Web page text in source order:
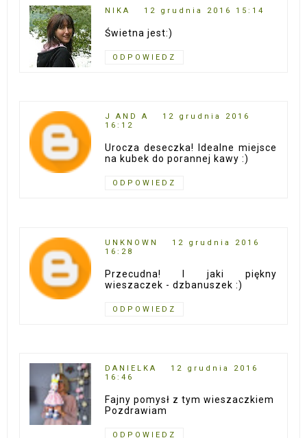
NIKA 12 grudnia 2016 15:14
Świetna jest:)
ODPOWIEDZ
J AND A
12 grudnia 2016
16:12
Urocza deseczka! Idealne miejsce
na kubek do porannej kawy :)
ODPOWIEDZ
UNKNOWN
12 grudnia 2016
16:28
Przecudna! I jaki piękny
wieszaczek - dzbanuszek :)
ODPOWIEDZ
DANIELKA
12 grudnia 2016
16:46
Fajny pomysł z tym wieszaczkiem
Pozdrawiam
ODPOWIEDZ